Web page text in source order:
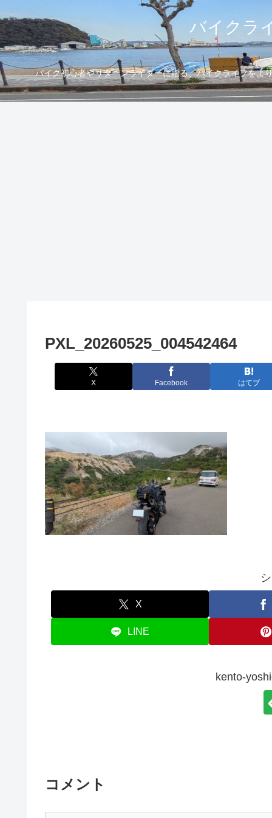
バイクラ
バイク初心者やリターンライダーに贈る、バイクライフをよ
PXL_20260525_004542464
X Facebook はてブ
X
LINE
kento-
コメント